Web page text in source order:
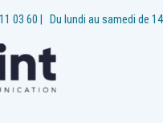
03 60 | Du lundi au samedi de